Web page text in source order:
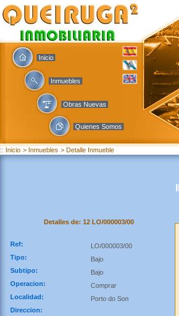
Inicio
Inmuebles
Obras Nuevas
Quienes Somos
:: Inicio > Inmuebles > Detalle Inmueble
Detalles de: 12 LO/000003/00
Ref:
LO/000003/00
Tipo:
Bajo
Subtipo:
Bajo
Operacion:
Comprar
Localidad:
Porto do Son
Direccion: